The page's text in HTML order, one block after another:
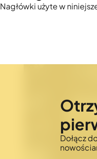
Nagłówki użyte w
Dołącz